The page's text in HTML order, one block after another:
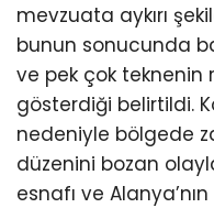
mevzuata aykırı
bunun sonucunda
ve pek çok teknenin
gösterdiği belirtildi.
nedeniyle bölgede
düzenini bozan
esnafı ve